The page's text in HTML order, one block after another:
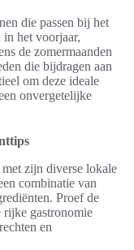
die passen bij het
het voorjaar,
de zomermaanden
die bijdragen aan
om deze ideale
onvergetelijke
zijn diverse lokale
combinatie van
Proef de
gastronomie
en